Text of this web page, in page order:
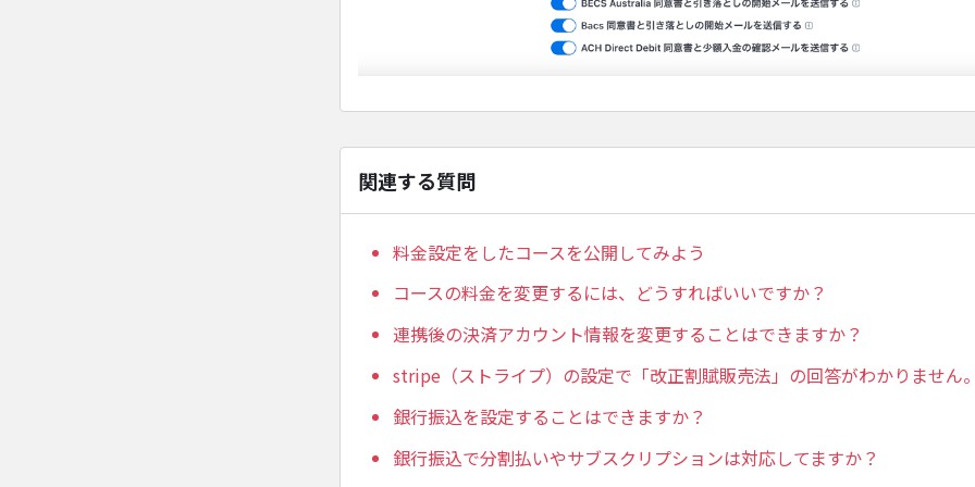
関連する質問
料金設定をしたコースを公開してみよう
コースの料金を変更するには、どうすればいいですか？
連携後の決済アカウント情報を変更することはできますか？
stripe（ストライプ）の設定で「改正割賦販売法」の回答がわかりません
銀行振込を設定することはできますか？
銀行振込で分割払いやサブスクリプションは対応してますか？